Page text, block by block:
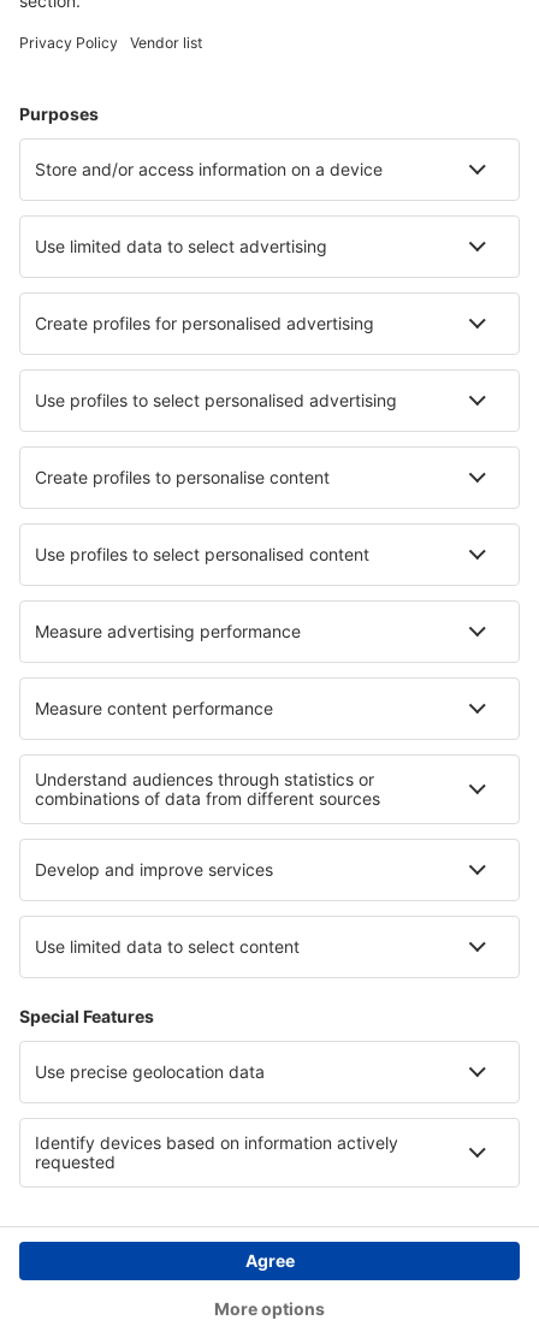
Unterkunft in Sälen Unterkunft in Kristinehamn
Unterkunft in Växjö Unterkunft Lidhult
Die besten Unterkünfte - Städte
Unterkunft Borisovo Unterkunft in Magny-en-Bessin
Unterkunft in Frasdorf Unterkunft in Bergentheim
Unterkunft in Calatorao Unterkunft in DICASTILLO
Unterkunft in Farnebofjarden National Park
Unterkunft in Padjelanta National Park
Unterkunft in Honduras Unterkunft in Teschener Schlesien
Unterkunft in Paphos Unterkunft in Provence
Unterkunft in Midi-Pyrenees